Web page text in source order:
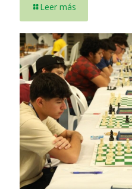
Leer más